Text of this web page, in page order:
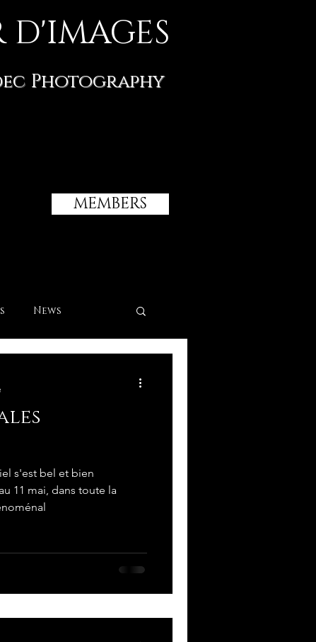
D'IMAGES
Photography
MEMBERS
News
s'est bel et bien
11 mai, dans toute la